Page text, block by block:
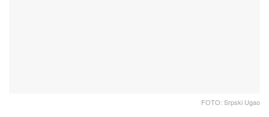
FOTO: Srpski Ugao